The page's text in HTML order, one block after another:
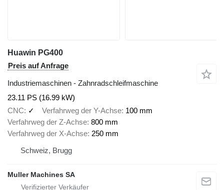
Huawin PG400
Preis auf Anfrage
Industriemaschinen - Zahnradschleifmaschine
23.11 PS (16.99 kW)
CNC
✓ Verfahrweg der Y-Achse 100 mm
Verfahrweg der Z-Achse 800 mm
Verfahrweg der X-Achse 250 mm
Schweiz, Brugg
Muller Machines SA